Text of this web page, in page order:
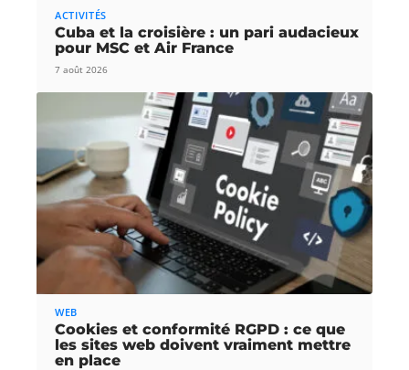
ACTIVITÉS
Cuba et la croisière : un pari audacieux
pour MSC et Air France
7 août 2026
WEB
Cookies et conformité RGPD : ce que
les sites web doivent vraiment mettre
en place